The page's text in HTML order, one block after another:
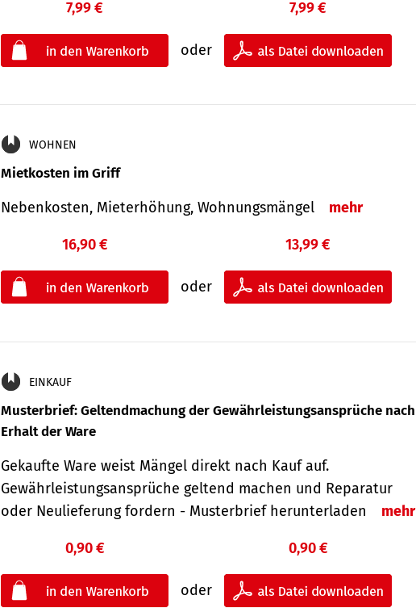
7,99 €
oder
7,99 €
WOHNEN
Mietkosten im Griff
Nebenkosten, Mieterhöhung, Wohnungsmängel mehr
16,90 €
oder
13,99 €
EINKAUF
Musterbrief: Geltendmachung der Gewährleistungsansprüche nach
Erhalt der Ware
Gekaufte Ware weist Mängel direkt nach Kauf auf.
Gewährleistungsansprüche geltend machen und Reparatur
oder Neulieferung fordern - Musterbrief herunterladen
mehr
0,90 €
oder
0,90 €